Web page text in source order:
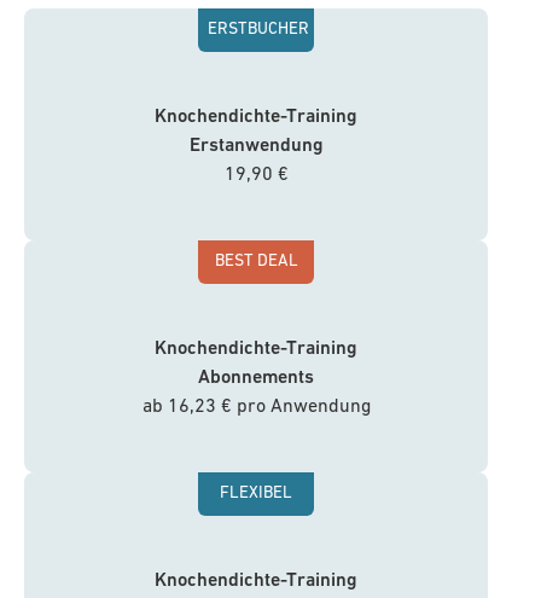
ERSTBUCHER
Knochendichte-Training
Erstanwendung
19,90 €
BEST DEAL
Knochendichte-Training
Abonnements
ab 16,23 € pro Anwendung
FLEXIBEL
Knochendichte-Training